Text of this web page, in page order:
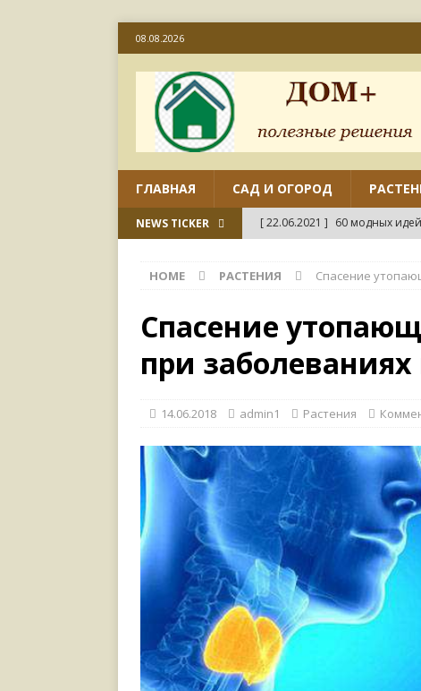
08.08.2026
ГЛАВНАЯ САД И ОГОРОД
NEWS TICKER [ 22.06.2021 ] 60 модных
ДИЗАЙН
Как
СВОИМИ РУКАМИ
[ 18.06.2021 ] 45
HOME РАСТЕНИЯ Спасение
Спасение
при
14.06.2018 admin1 Растения